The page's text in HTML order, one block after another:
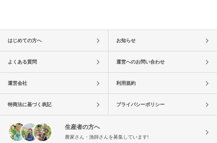
はじめての方へ お知らせ
よくある質問 運営へのお問い合わせ
運営会社 利用規約
特商法に基づく表記 プライバシーポリシー
生産者の方へ
農家さん・漁師さんを募集しています!